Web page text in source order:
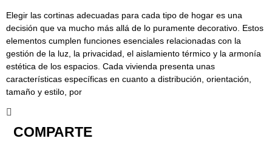
Elegir las cortinas adecuadas para cada tipo de hogar es una
decisión que va mucho más allá de lo puramente decorativo. Estos
elementos cumplen funciones esenciales relacionadas con la
gestión de la luz, la privacidad, el aislamiento térmico y la armonía
estética de los espacios. Cada vivienda presenta unas
características específicas en cuanto a distribución, orientación,
tamaño y estilo, por
COMPARTE